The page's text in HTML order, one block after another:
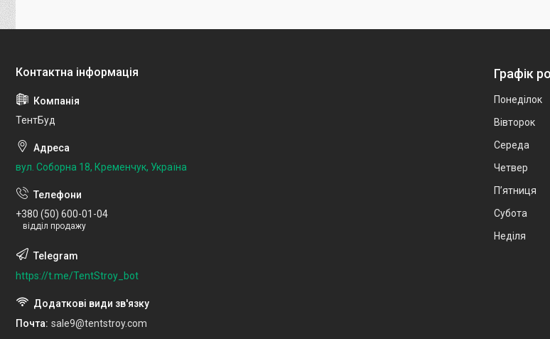
ТентБуд
вул. Соборна 18, Кременчук, Україна
+380 (50) 600-01-04
відділ продажу
https://t.me/TentStroy_bot
Почта sale9@tentstroy.com
Графік
Понеділок
Вівторок
Середа
Четвер
Пʼятниця
Субота
Неділя